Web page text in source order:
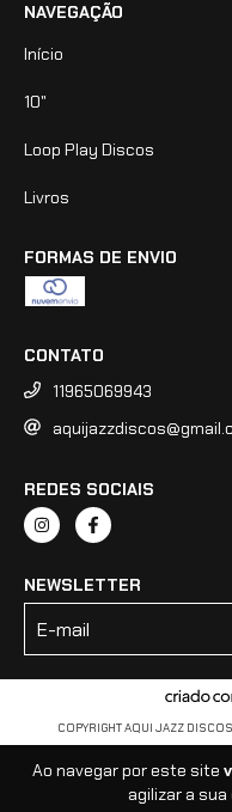
Ao navegar por este site
agilizar a
NAVEGAÇÃO
Início
10"
Loop Play Discos
Livros
FORMAS DE ENVIO
CONTATO
11965069943
REDES SOCIAIS
NEWSLETTER
COPYRIGHT AQUI JAZZ